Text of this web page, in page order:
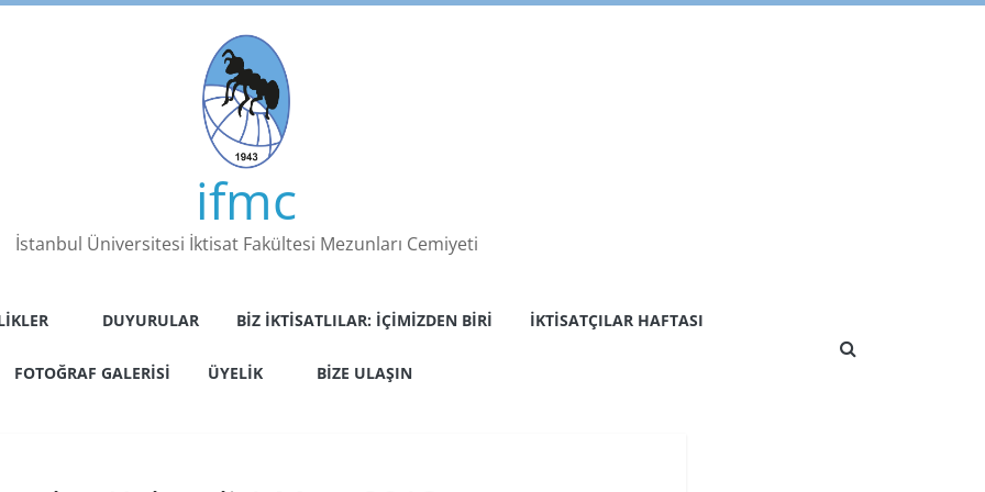
ifmc
İstanbul Üniversitesi İktisat Fakültesi Mezunları Cemiyeti
DUYURULAR BIZ İKTISATLILAR: İÇIMIZDEN BIRI İKTISATÇILAR HAFTASI
FOTOĞRAF GALERISI ÜYELIK BIZE ULAŞIN